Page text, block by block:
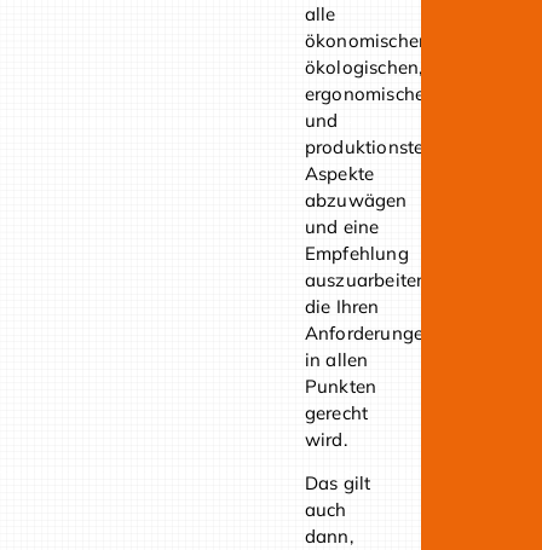
alle
ökonomischen,
ökologischen,
ergonomischen
und
produktionstechnischen
Aspekte
abzuwägen
und eine
Empfehlung
auszuarbeiten,
die Ihren
Anforderungen
in allen
Punkten
gerecht
wird.
Das gilt
auch
dann,